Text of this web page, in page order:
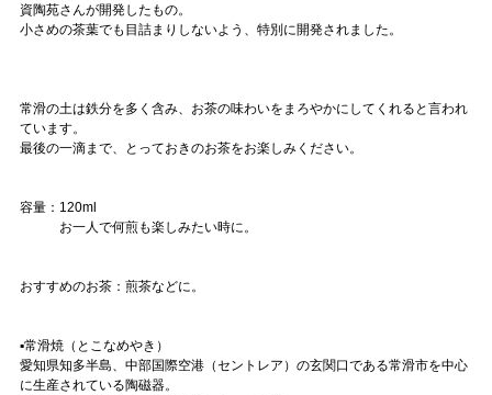
資陶苑さんが開発したもの。
小さめの茶葉でも目詰まりしないよう、特別に開発されました。
常滑の土は鉄分を多く含み、お茶の味わいをまろやかにしてくれると言われ
ています。
最後の一滴まで、とっておきのお茶をお楽しみください。
容量：120ml
お一人で何煎も楽しみたい時に。
おすすめのお茶：煎茶などに。
▪️常滑焼（とこなめやき）
愛知県知多半島、中部国際空港（セントレア）の玄関口である常滑市を中心
に生産されている陶磁器。